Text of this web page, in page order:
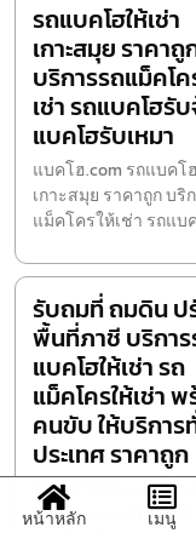
รถแบคโฮให้เช่า
เกาะสมุย ราคาถู
บริการรถแม็คโค
เช่า รถแบคโฮรั
แบคโฮรับเหมา
แบคโฮ.com รถแบคโ
เกาะสมุย ราคาถูก บริ
แม็คโครให้เช่า รถแบ
รับถมที่ ถมดิน ป
พื้นที่ภาชี บริกา
แบคโฮให้เช่า รถ
แม็คโครให้เช่า
คนขับ ให้บริการ
ประเทศ ราคาถูก
รับถมที่ ถมดิน ปรับพื้น
บริการรถแบคโฮให้เช่า
หน้าหลัก เมนู